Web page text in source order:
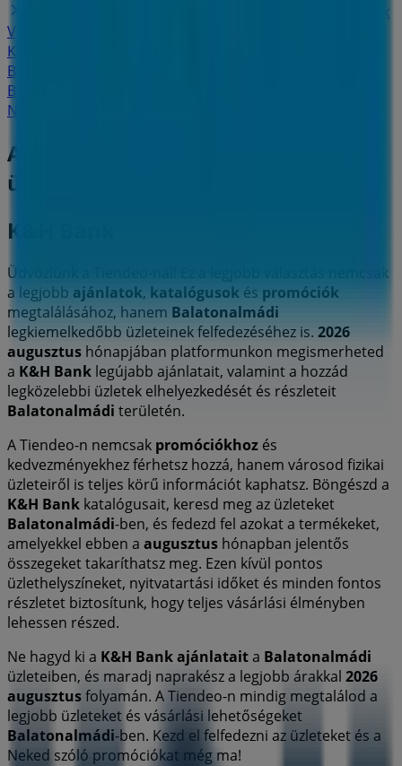
K&H Bank
Veszprém
K&H Bank Zirc
Bank Székesfehérvár
Bank Mór
Nézz meg több várost
A Bankok és szolgáltatások egyéb
üzletei Balatonalmádi városában
K&H Bank
Üdvözlünk a Tiendeo-nál! Ez a legjobb választás nemcsak
a legjobb ajánlatok, katalógusok és promóciók
megtalálásához, hanem Balatonalmádi
legkiemelkedőbb üzleteinek felfedezéséhez is. 2026
augusztus hónapjában platformunkon megismerheted
a K&H Bank legújabb ajánlatait, valamint a hozzád
legközelebbi üzletek elhelyezkedését és részleteit
Balatonalmádi területén.
A Tiendeo-n nemcsak promóciókhoz és
kedvezményekhez férhetsz hozzá, hanem városod fizikai
üzleteiről is teljes körű információt kaphatsz. Böngészd a
K&H Bank katalógusait, keresd meg az üzleteket
Balatonalmádi-ben, és fedezd fel azokat a termékeket,
amelyekkel ebben a augusztus hónapban jelentős
összegeket takaríthatsz meg. Ezen kívül pontos
üzlethelyszíneket, nyitvatartási időket és minden fontos
részletet biztosítunk, hogy teljes vásárlási élményben
lehessen részed.
Ne hagyd ki a K&H Bankajánlataita Balatonalmádi
üzleteiben, és maradj naprakész a legjobb árakkal 2026
augusztusfolyamán. A Tiendeo-n mindig megtalálod a
legjobb üzleteket és vásárlási lehetőségeket
Balatonalmádi-ben. Kezd el felfedezni az üzleteket és a
Neked szóló promóciókat még ma!